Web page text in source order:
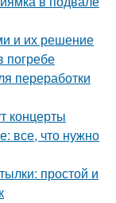
и их решение
погребе
переработки
концерты
все, что нужно
простой и